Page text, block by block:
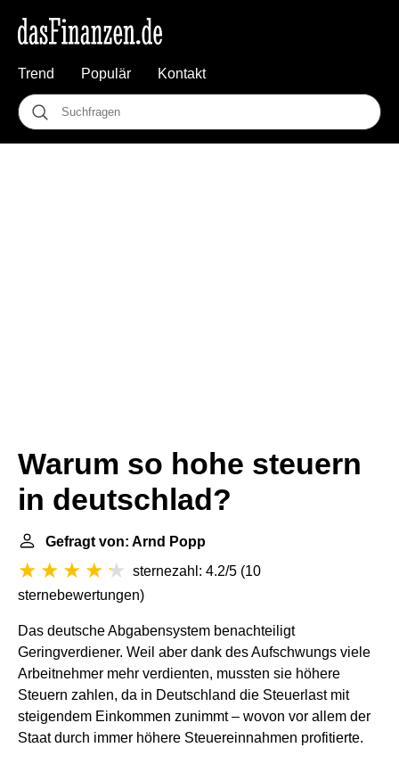
Trend Populär Kontakt
Warum so hohe steuern
in deutschlad?
Gefragt von: Arnd Popp
sternezahl: 4.2/5 (10
sternebewertungen)
Das deutsche Abgabensystem benachteiligt
Geringverdiener. Weil aber dank des Aufschwungs viele
Arbeitnehmer mehr verdienten, mussten sie höhere
Steuern zahlen, da in Deutschland die Steuerlast mit
steigendem Einkommen zunimmt – wovon vor allem der
Staat durch immer höhere Steuereinnahmen profitierte.